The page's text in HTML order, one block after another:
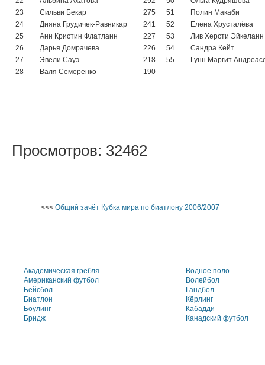
23
Сильви Бекар
275
24
Дияна Грудичек-Равникар
241
25
Анн Кристин Флатланн
227
26
Дарья Домрачева
226
27
Эвели Сауэ
218
28
Валя Семеренко 190
51
Полин Макаби
52
Елена Хрусталёва
53
Лив Херсти Эйкеланн
54
Сандра Кейт
55
Гунн Маргит
Просмотров: 32462
<<< Общий зачёт Кубка мира по биатлону 2006/2007
Академическая гребля
Американский футбол
Бейсбол
Биатлон
Боулинг
Бридж
Водное поло
Волейбол
Гандбол
Кёрлинг
Кабадди
Канадский футбол